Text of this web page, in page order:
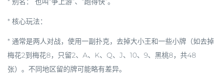
* 核心玩法：
* 通常是两人对战，使用一副扑克，去掉大小王和一些小牌（如去掉
梅花2到梅花8，只留2、A、K、Q、J、10、9、黑桃8，共48
张）。不同地区留的牌可能略有差异。